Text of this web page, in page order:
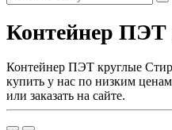
Контейнер ПЭТ
Контейнер ПЭТ круглые
купить у нас по низким
или заказать на сайте.